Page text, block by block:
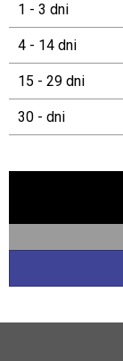
1 - 3 dni
4 - 14 dni
15 - 29 dni
30 - dni